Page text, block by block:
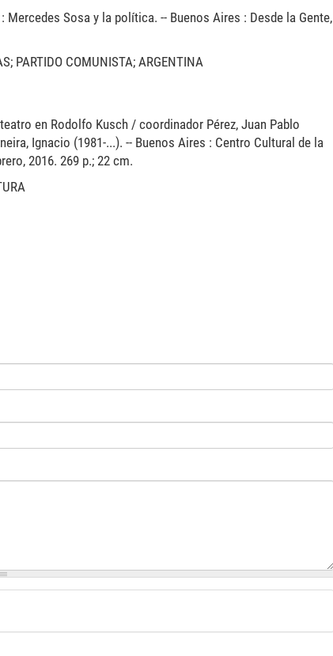
Sosa y la política. -- Buenos Aires : Desde la Gente,
PARTIDO COMUNISTA; ARGENTINA
en Rodolfo Kusch / coordinador Pérez, Juan Pablo
Ignacio (1981-...). -- Buenos Aires : Centro Cultural de la
2016. 269 p.; 22 cm.